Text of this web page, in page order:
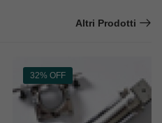
Altri Prodotti
32% OFF